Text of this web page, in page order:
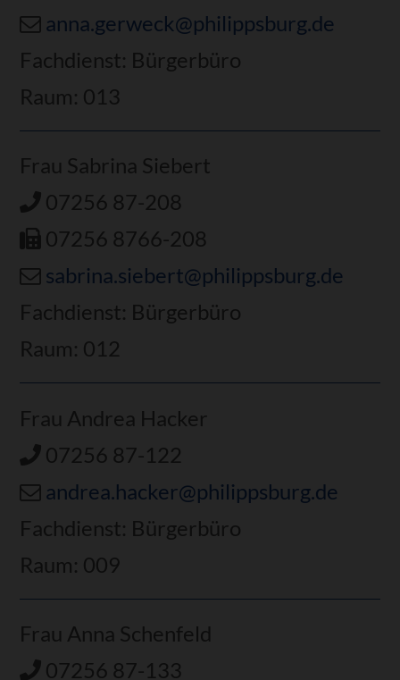
anna.gerweck@philippsburg.de
Fachdienst: Bürgerbüro
Raum: 013
Frau Sabrina Siebert
07256 87-208
07256 8766-208
sabrina.siebert@philippsburg.de
Fachdienst: Bürgerbüro
Raum: 012
Frau Andrea Hacker
07256 87-122
andrea.hacker@philippsburg.de
Fachdienst: Bürgerbüro
Raum: 009
Frau Anna Schenfeld
07256 87-133